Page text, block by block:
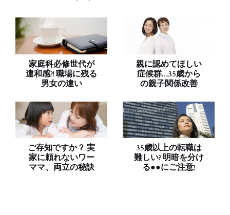
家庭科必修世代が
違和感?! 職場に残る
男女の違い
親に認めてほしい
症候群…35歳から
の親子関係改善
ご存知ですか？ 実
家に頼れないワー
ママ、両立の秘訣
35歳以上の転職は
難しい? 明暗を分け
る●●にご注意!